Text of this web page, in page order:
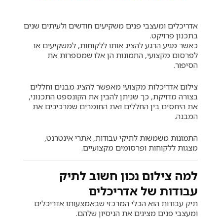
אדריכלים ומעצבי פנים משקיעים חודשים ולעיתים שנים
בתכנון פרויקט.
כאשר מגיע הרגע להציג אותו ללקוחות, למשקיעים או
לפרסום מקצועי, התמונות הן אלו שמספרות את
הסיפור.
צילום אדריכלות מקצועי מאפשר להציג מבנים וחללים
בצורה מדויקת, כך שניתן להבין את הקונספט התכנוני,
את היחסים בין החללים ואת החומרים שמרכיבים את
המבנה.
התמונות משמשות לתיקי עבודות, אתרי אינטרנט,
מצגות ללקוחות ופרסומים מקצועיים.
למה צילום נכון חשוב לתיק
עבודות של אדריכלים
תיק עבודות הוא הכלי המרכזי שבאמצעותו אדריכלים
ומעצבי פנים מציגים את הניסיון שלהם.